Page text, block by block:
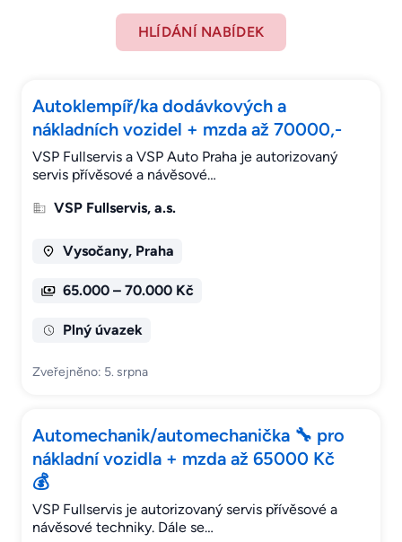
HLÍDÁNÍ NABÍDEK
Autoklempíř/ka dodávkových a
nákladních vozidel + mzda až 70000,-
VSP Fullservis a VSP Auto Praha je autorizovaný
servis přívěsové a návěsové…
VSP Fullservis, a.s.
Vysočany, Praha
65.000 – 70.000 Kč
Plný úvazek
Zveřejněno: 5. srpna
Automechanik/automechanička 🔧 pro
nákladní vozidla + mzda až 65000 Kč
💰
VSP Fullservis je autorizovaný servis přívěsové a
návěsové techniky. Dále se…